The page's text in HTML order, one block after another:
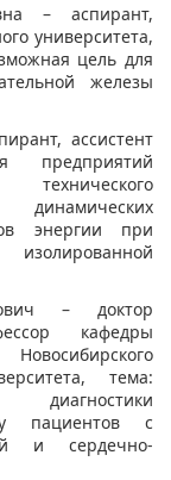
– аспирант,
университета,
цель для
железы
ассистент
предприятий
технического
энергии при
– доктор
кафедры
тема:
диагностики
пациентов с
и сердечно-